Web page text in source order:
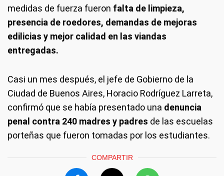
medidas de fuerza fueron falta de limpieza,
presencia de roedores, demandas de mejoras
edilicias y mejor calidad en las viandas
entregadas.
Casi un mes después, el jefe de Gobierno de la
Ciudad de Buenos Aires, Horacio Rodríguez Larreta,
confirmó que se había presentado una denuncia
penal contra 240 madres y padres de las escuelas
porteñas que fueron tomadas por los estudiantes.
COMPARTIR